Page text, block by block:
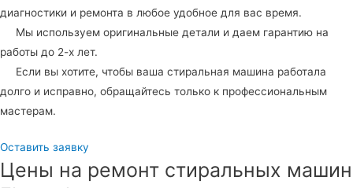
диагностики и ремонта в любое удобное для вас время.
Мы используем оригинальные детали и даем гарантию на
работы до 2-х лет.
Если вы хотите, чтобы ваша стиральная машина работала
долго и исправно, обращайтесь только к профессиональным
мастерам.
Оставить заявку
Цены на ремонт стиральных машин